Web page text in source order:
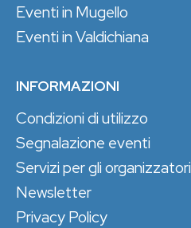
Eventi in Mugello
Eventi in Valdichiana
INFORMAZIONI
Condizioni di utilizzo
Segnalazione eventi
Servizi per gli organizzatori
Newsletter
Privacy Policy